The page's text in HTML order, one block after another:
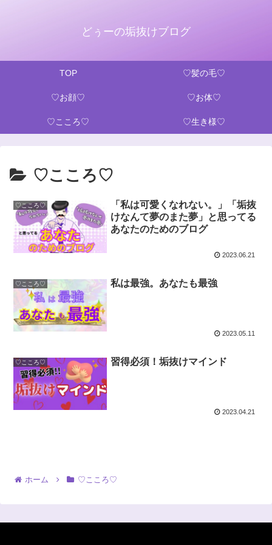
どぅーの垢抜けブログ
TOP ♡髪の毛♡
♡お顔♡ ♡お体♡
♡こころ♡ ♡生き様♡
♡こころ♡
♡こころ♡
「私は可愛くなれない。」「垢抜
けなんて夢のまた夢」と思ってる
あなたのためのブログ
2023.06.21
♡こころ♡ 私は最強。あなたも最強
2023.05.11
♡こころ♡ 習得必須！垢抜けマインド
2023.04.21
ホーム ♡こころ♡